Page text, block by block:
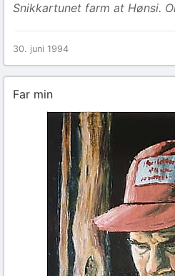
Snikkartunet farm at Hønsi.
30. juni 1994
Far min